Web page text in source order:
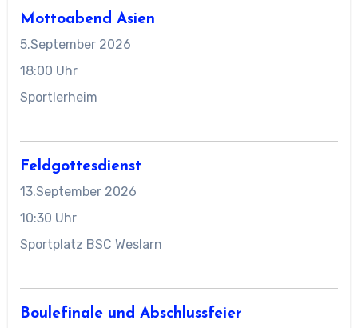
Mottoabend Asien
5.September 2026
18:00 Uhr
Sportlerheim
Feldgottesdienst
13.September 2026
10:30 Uhr
Sportplatz BSC Weslarn
Boulefinale und Abschlussfeier